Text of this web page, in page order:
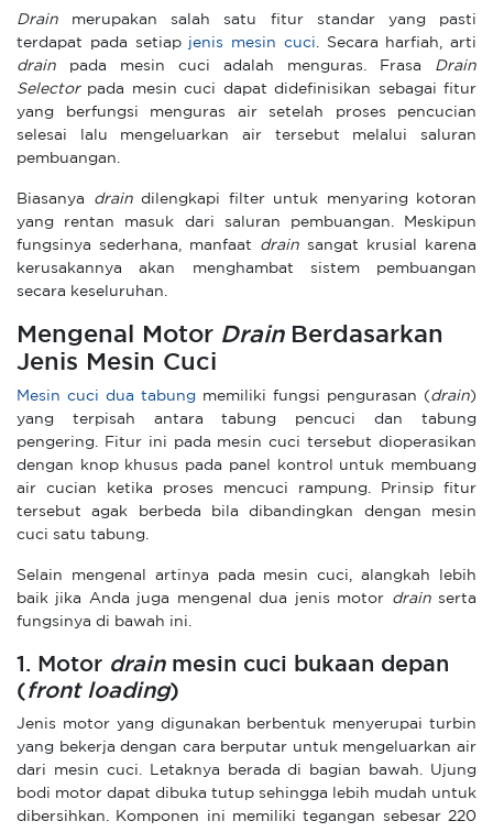
Drain merupakan salah satu fitur standar yang pasti
terdapat pada setiap jenis mesin cuci . Secara harfiah, arti
drain pada mesin cuci adalah menguras. Frasa Drain
Selector pada mesin cuci dapat didefinisikan sebagai fitur
yang berfungsi menguras air setelah proses pencucian
selesai lalu mengeluarkan air tersebut melalui saluran
pembuangan.
Biasanya drain dilengkapi filter untuk menyaring kotoran
yang rentan masuk dari saluran pembuangan. Meskipun
fungsinya sederhana, manfaat drain sangat krusial karena
kerusakannya akan menghambat sistem pembuangan
secara keseluruhan.
Mengenal Motor Drain Berdasarkan
Jenis Mesin Cuci
Mesin cuci dua tabung memiliki fungsi pengurasan (drain)
yang terpisah antara tabung pencuci dan tabung
pengering. Fitur ini
pada mesin cuci tersebut dioperasikan
dengan knop khusus pada panel kontrol untuk membuang
air cucian ketika proses mencuci rampung. Prinsip fitur
tersebut agak berbeda bila dibandingkan dengan mesin
cuci satu tabung.
Selain mengenal artinya
pada mesin cuci, alangkah lebih
baik jika Anda juga mengenal dua jenis motor
drainserta
fungsinya di bawah ini.
1. Motor drain mesin cuci bukaan depan
(front loading)
Jenis motor yang digunakan berbentuk menyerupai turbin
yang bekerja dengan cara berputar untuk mengeluarkan air
dari mesin cuci. Letaknya berada di bagian bawah. Ujung
bodi motor dapat dibuka tutup sehingga lebih mudah untuk
dibersihkan. Komponen
ini memiliki tegangan sebesar 220